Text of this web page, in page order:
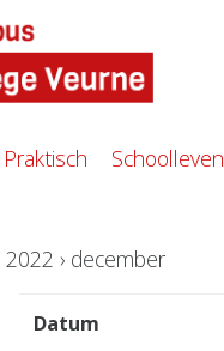
Praktisch Schoolleven
2022 › december
Datum